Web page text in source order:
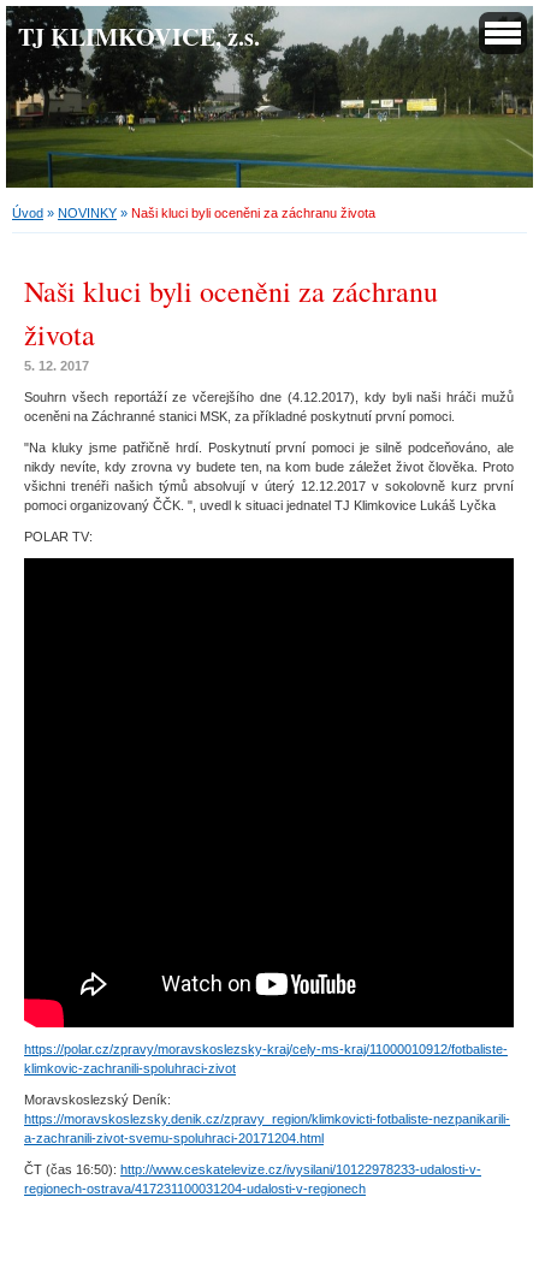
TJ KLIMKOVICE, z.s.
Úvod » NOVINKY » Naši kluci byli oceněni za záchranu života
Naši kluci byli oceněni za záchranu
života
5. 12. 2017
Souhrn všech reportáží ze včerejšího dne (4.12.2017), kdy byli naši hráči mužů
oceněni na Záchranné stanici MSK, za příkladné poskytnutí první pomoci.
"Na kluky jsme patřičně hrdí. Poskytnutí první pomoci je silně podceňováno, ale
nikdy nevíte, kdy zrovna vy budete ten, na kom bude záležet život člověka. Proto
všichni trenéři našich týmů absolvují v úterý 12.12.2017 v sokolovně kurz první
pomoci organizovaný ČČK. ", uvedl k situaci jednatel TJ Klimkovice Lukáš Lyčka
POLAR TV:
https://polar.cz/zpravy/moravskoslezsky-kraj/cely-ms-kraj/11000010912/fotbaliste-
klimkovic-zachranili-spoluhraci-zivot
Moravskoslezský Deník:
https://moravskoslezsky.denik.cz/zpravy_region/klimkovicti-fotbaliste-nezpanikarili-
a-zachranili-zivot-svemu-spoluhraci-20171204.html
ČT (čas 16:50): http://www.ceskatelevize.cz/ivysilani/10122978233-udalosti-v-
regionech-ostrava/417231100031204-udalosti-v-regionech